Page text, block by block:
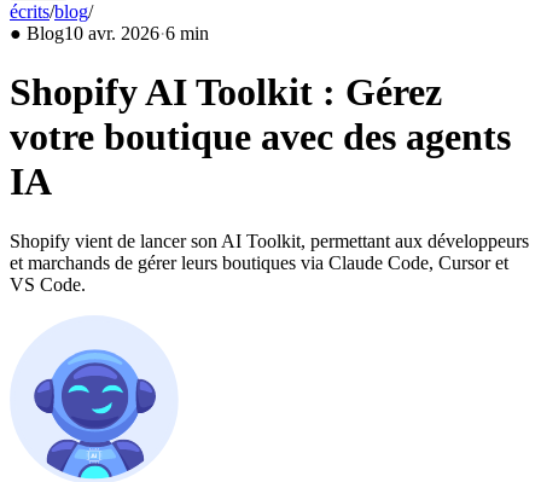
écrits/blog/2026/04
● Blog10 avr. 2026·6 min
Shopify AI Toolkit : Gérez
votre boutique avec des agents
IA
Shopify vient de lancer son AI Toolkit, permettant aux développeurs
et marchands de gérer leurs boutiques via Claude Code, Cursor et
VS Code.